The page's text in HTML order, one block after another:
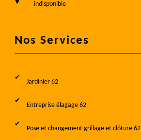
indisponible
Nos Services
Jardinier 62
Entreprise élagage 62
Pose et changement grillage et clôture 62